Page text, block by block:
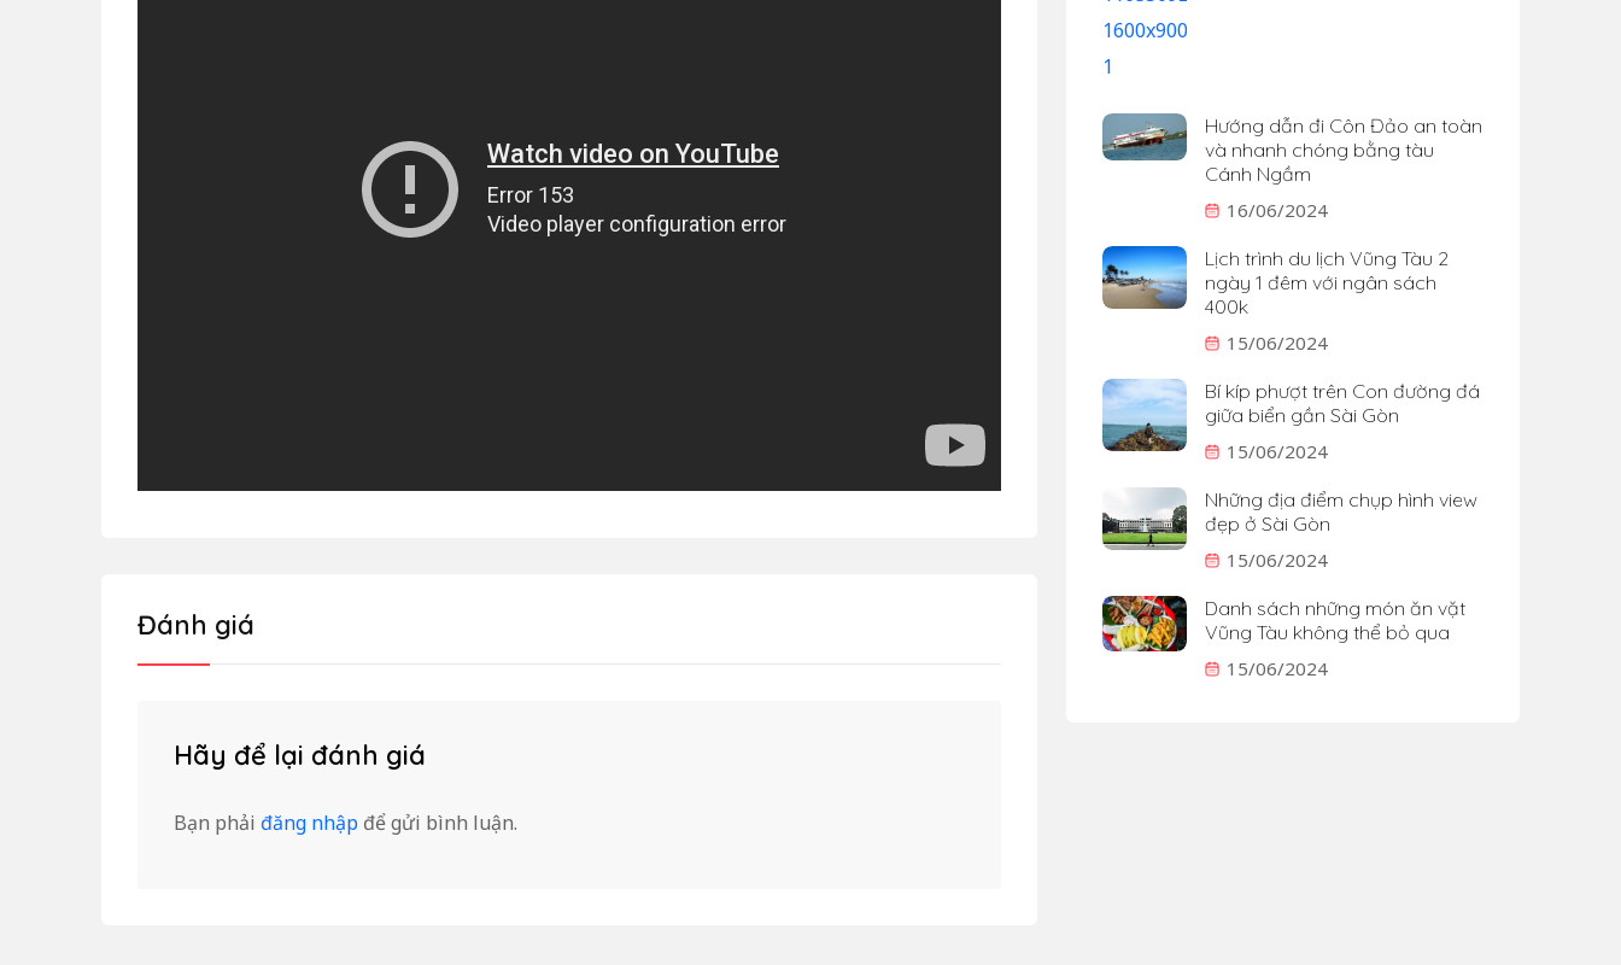
Đánh giá
Hãy để lại đánh giá
Bạn phải đăng nhập để gửi bình luận.
Hướng dẫn đi Côn Đảo an toàn
và nhanh chóng bằng tàu
Cánh Ngầm
16/06/2024
Lịch trình du lịch Vũng Tàu 2
ngày 1 đêm với ngân sách
400k
15/06/2024
Bí kíp phượt trên Con đường đá
giữa biển gần Sài Gòn
15/06/2024
Những địa điểm chụp hình view
đẹp ở Sài Gòn
15/06/2024
Danh sách những món ăn vặt
Vũng Tàu không thể bỏ qua
15/06/2024